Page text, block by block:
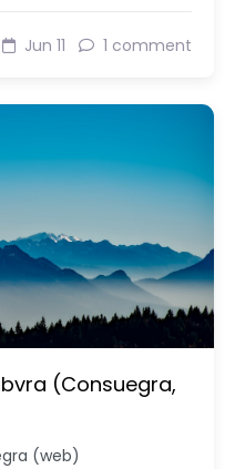
Jun 11 1 comment
(Consuegra,
(web)